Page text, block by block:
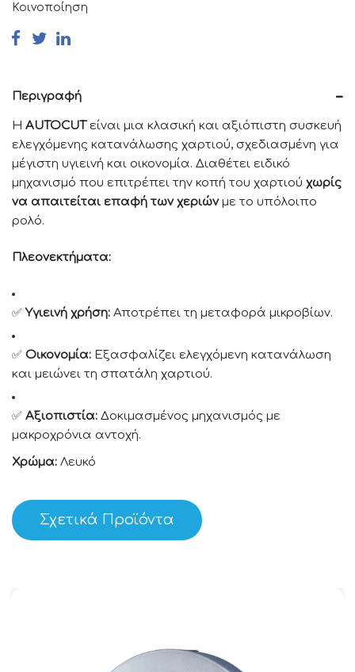
Κοινοποίηση
Περιγραφή
Η AUTOCUTείναι μια κλασική και αξιόπιστη συσκευή
ελεγχόμενης κατανάλωσης χαρτιού, σχεδιασμένη για
μέγιστη υγιεινή και οικονομία. Διαθέτει ειδικό
μηχανισμό που επιτρέπει την κοπή του χαρτιού χωρίς
να απαιτείται επαφή των χεριώνμε το υπόλοιπο
ρολό.
Πλεονεκτήματα:
✅Υγιεινή χρήση: Αποτρέπει τη μεταφορά μικροβίων.
✅ Οικονομία: Εξασφαλίζει ελεγχόμενη κατανάλωση
και μειώνει τη σπατάλη χαρτιού.
✅ Αξιοπιστία: Δοκιμασμένος μηχανισμός με
μακροχρόνια αντοχή.
Χρώμα: Λευκό
Σχετικά Προϊόντα